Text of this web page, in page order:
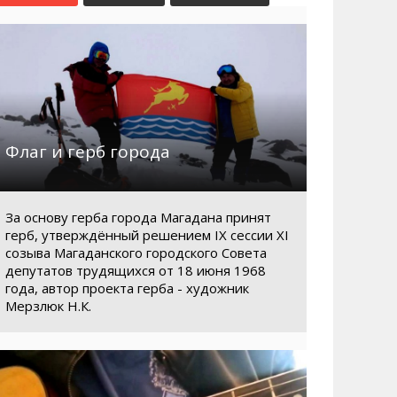
Маршруты. Улицы, остановки
Телефоны
Автобусы Магадан – Аэропорт
Таблица приливов отливов
Интернет
Жилье
Не мусорить
Браконьеры
Флаг и герб города
За основу герба города Магадана принят
герб, утверждённый решением IX сессии XI
созыва Магаданского городского Совета
депутатов трудящихся от 18 июня 1968
года, автор проекта герба - художник
Мерзлюк Н.К.